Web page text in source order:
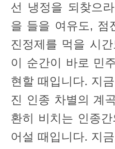
선 냉정을 되찾으
을 들을 여유도, 점
진정제를 먹을 시
이 순간이 바로 민
현할 때입니다. 지
진 인종 차별의 계
환히 비치는 인종
어설 때입니다. 지